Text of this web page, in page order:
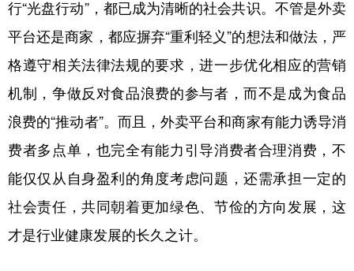
行“光盘行动”，都已成为清晰的社会共识。不管是外卖
平台还是商家，都应摒弃“重利轻义”的想法和做法，严
格遵守相关法律法规的要求，进一步优化相应的营销
机制，争做反对食品浪费的参与者，而不是成为食品
浪费的“推动者”。而且，外卖平台和商家有能力诱导消
费者多点单，也完全有能力引导消费者合理消费，不
能仅仅从自身盈利的角度考虑问题，还需承担一定的
社会责任，共同朝着更加绿色、节俭的方向发展，这
才是行业健康发展的长久之计。